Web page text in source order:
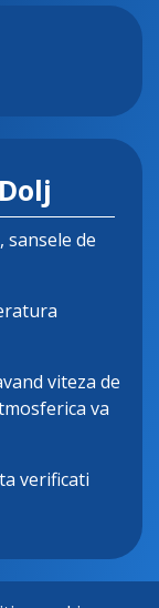
, sansele de
viteza de
va
verificati